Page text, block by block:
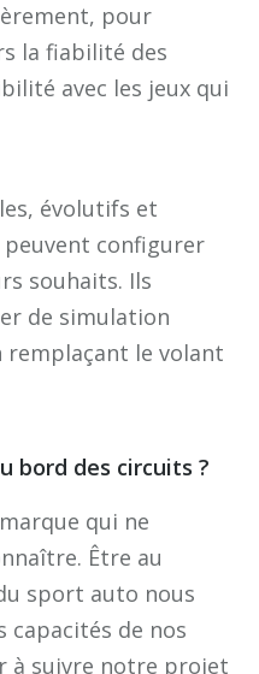
pour
la fiabilité des
avec les jeux qui
évolutifs et
configurer
souhaits. Ils
de simulation
le volant
bord des circuits ?
qui ne
Être au
sport auto nous
de nos
à suivre notre projet